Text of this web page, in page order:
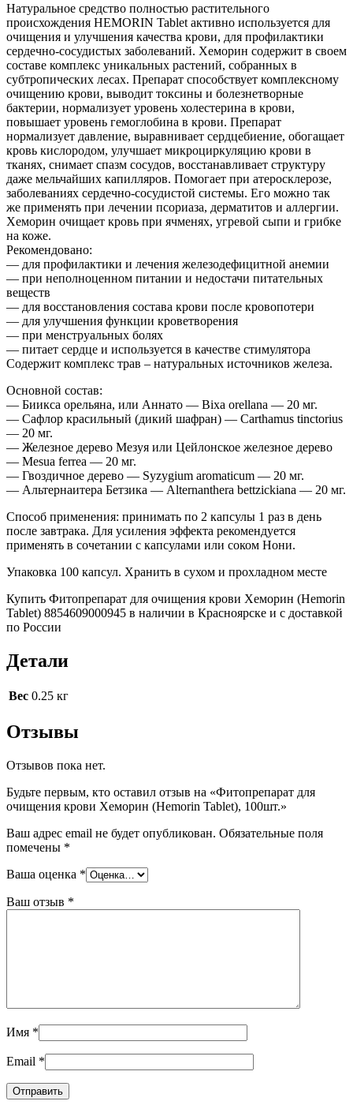
Натуральное средство полностью растительного
происхождения HEMORIN Tablet активно используется для
очищения и улучшения качества крови, для профилактики
сердечно-сосудистых заболеваний. Хеморин содержит в своем
составе комплекс уникальных растений, собранных в
субтропических лесах. Препарат способствует комплексному
очищению крови, выводит токсины и болезнетворные
бактерии, нормализует уровень холестерина в крови,
повышает уровень гемоглобина в крови. Препарат
нормализует давление, выравнивает сердцебиение, обогащает
кровь кислородом, улучшает микроциркуляцию крови в
тканях, снимает спазм сосудов, восстанавливает структуру
даже мельчайших капилляров. Помогает при атеросклерозе,
заболеваниях сердечно-сосудистой системы. Его можно так
же применять при лечении псориаза, дерматитов и аллергии.
Хеморин очищает кровь при ячменях, угревой сыпи и грибке
на коже.
Рекомендовано:
— для профилактики и лечения железодефицитной анемии
— при неполноценном питании и недостачи питательных
веществ
— для восстановления состава крови после кровопотери
— для улучшения функции кроветворения
— при менструальных болях
— питает сердце и используется в качестве стимулятора
Содержит комплекс трав – натуральных источников железа.
Основной состав:
— Биикса орельяна, или Аннато — Bixa orellаna — 20 мг.
— Сафлор красильный (дикий шафран) — Carthamus tinctorius
— 20 мг.
— Железное дерево Мезуя или Цейлонское железное дерево
— Mesua ferrea — 20 мг.
— Гвоздичное дерево — Syzygium aromaticum — 20 мг.
— Альтернаитера Бетзика — Alternanthera bettzickiana — 20 мг.
Способ применения: принимать по 2 капсулы 1 раз в день
после завтрака. Для усиления эффекта рекомендуется
применять в сочетании с капсулами или соком Нони.
Упаковка 100 капсул. Хранить в сухом и прохладном месте
Купить Фитопрепарат для очищения крови Хеморин (Hemorin
Tablet) 8854609000945 в наличии в Красноярске и с доставкой
по России
Детали
Вес 0.25 кг
Отзывы
Отзывов пока нет.
Будьте первым, кто оставил отзыв на «Фитопрепарат для
очищения крови Хеморин (Hemorin Tablet), 100шт.»
Ваш адрес email не будет опубликован. Обязательные поля
помечены *
Ваша оценка *
Ваш отзыв *
Имя *
Email *